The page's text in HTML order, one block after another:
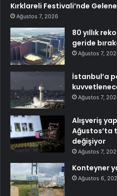
Kırklareli Festivali’nde
Ağustos 7, 2026
80 yıllık
geride
Ağustos 7,
İstanbul’a
Ağustos 7,
Alışveriş
Ağustos’ta
değişiyor
Ağustos 7,
Konteyner
Ağustos 6,